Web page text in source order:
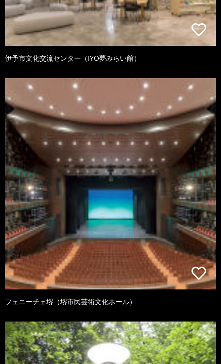
伊予市文化交流センター（IYO夢みらい館）
フェニーチェ堺（堺市民芸術文化ホール）